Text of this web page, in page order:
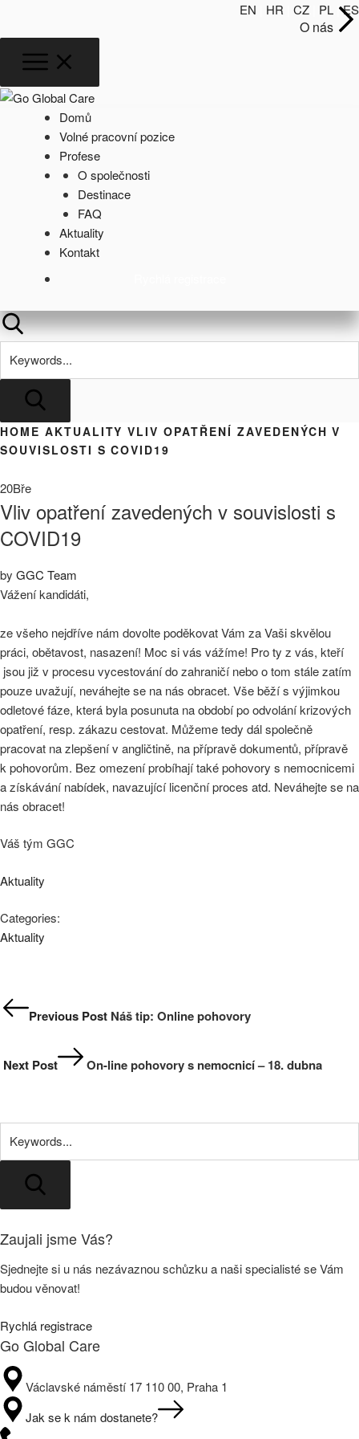
EN HR CZ PL |ES
Domů
Volné pracovní pozice
Profese
O nás
O společnosti
Destinace
FAQ
Aktuality
Kontakt
HOME AKTUALITY VLIV OPATŘENÍ ZAVEDENÝCH V
SOUVISLOSTI S COVID19
20Bře
Vliv opatření zavedených v souvislosti s
COVID19
by GGC Team
Vážení kandidáti,
ze všeho nejdříve nám dovolte poděkovat Vám za Vaši skvělou
práci, obětavost, nasazení! Moc si vás vážíme! Pro ty z vás, kteří
jsou již v procesu vycestování do zahraničí nebo o tom stále zatím
pouze uvažují, neváhejte se na nás obracet. Vše běží s výjimkou
odletové fáze, která byla posunuta na období po odvolání krizových
opatření, resp. zákazu cestovat. Můžeme tedy dál společně
pracovat na zlepšení v angličtině, na přípravě dokumentů, přípravě
k pohovorům. Bez omezení probíhají také pohovory s nemocnicemi
a získávání nabídek, navazující licenční proces atd. Neváhejte se na
nás obracet!
Váš tým GGC
Tags
Aktuality
Categories:
Categories
Aktuality
Navigace
pro Previous Post Náš tip: Online pohovory
Next Post On-line pohovory s nemocnicí – 18. dubna
Zaujali jsme Vás?
Sjednejte si u nás nezávaznou schůzku a naši specialisté se Vám
budou věnovat!
Rychlá registrace
Go Global Care
Václavské náměstí 17 110 00, Praha 1
Jak se k nám dostanete?